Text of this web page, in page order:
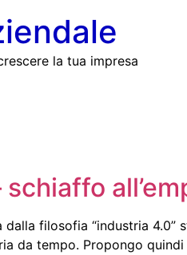
la tua impresa
filosofia “industria 4.0”
da tempo. Propongo